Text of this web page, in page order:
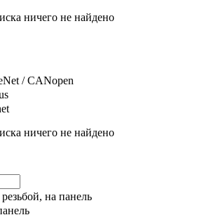
ничего не найдено
/ CANopen
ничего не найдено
на панель